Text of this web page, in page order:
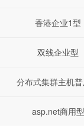
香港企业1型
双线企业型
分布式集群主机
asp.net商用型